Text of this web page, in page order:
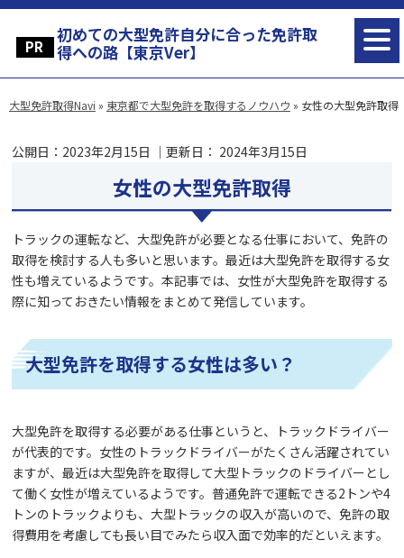
初めての大型免許自分に合った免許取
得への路【東京Ver】
大型免許取得Navi » 東京都で大型免許を取得するノウハウ » 女性の大型免許取得
公開日： 2023年2月15日 ｜更新日： 2024年3月15日
女性の大型免許取得
トラックの運転など、大型免許が必要となる仕事において、免許の
取得を検討する人も多いと思います。最近は大型免許を取得する女
性も増えているようです。本記事では、女性が大型免許を取得する
際に知っておきたい情報をまとめて発信しています。
大型免許を取得する女性は多い？
大型免許を取得する必要がある仕事というと、トラックドライバー
が代表的です。女性のトラックドライバーがたくさん活躍されてい
ますが、最近は大型免許を取得して大型トラックのドライバーとし
て働く女性が増えているようです。普通免許で運転できる2トンや4
トンのトラックよりも、大型トラックの収入が高いので、免許の取
得費用を考慮しても長い目でみたら収入面で効率的だといえます。